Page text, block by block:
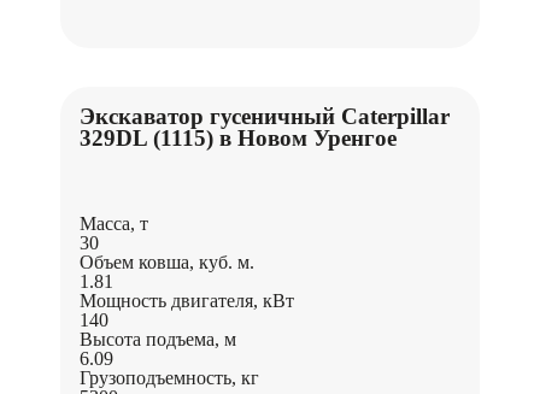
Экскаватор гусеничный Caterpillar
329DL (1115) в Новом Уренгое
Масса, т
30
Объем ковша, куб. м.
1.81
Мощность двигателя, кВт
140
Высота подъема, м
6.09
Грузоподъемность, кг